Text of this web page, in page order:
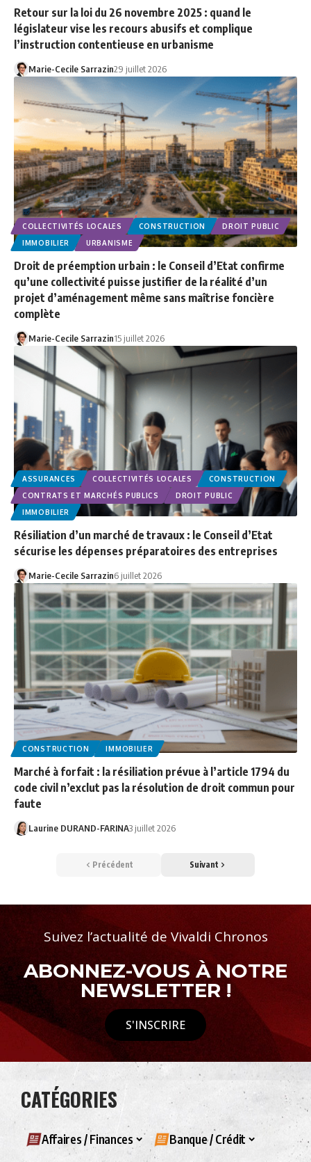
Retour sur la loi du 26 novembre 2025 : quand le
législateur vise les recours abusifs et complique
l’instruction contentieuse en urbanisme
Marie-Cecile Sarrazin29 juillet 2026
COLLECTIVITÉS LOCALES CONSTRUCTION
DROIT PUBLIC
IMMOBILIER
URBANISME
Droit de préemption urbain : le Conseil d’Etat confirme
qu’une collectivité puisse justifier de la réalité d’un
projet d’aménagement même sans maîtrise foncière
complète
Marie-Cecile Sarrazin15 juillet 2026
ASSURANCES COLLECTIVITÉS LOCALES
CONSTRUCTION
CONTRATS ET MARCHÉS PUBLICS
DROIT PUBLIC
IMMOBILIER
Résiliation d’un marché de travaux : le Conseil d’Etat
sécurise les dépenses préparatoires des entreprises
Marie-Cecile Sarrazin6 juillet 2026
CONSTRUCTION IMMOBILIER
Marché à forfait : la résiliation prévue à l’article 1794 du
code civil n’exclut pas la résolution de droit commun pour
faute
Laurine DURAND-FARINA3 juillet 2026
Précédent Suivant
Suivez l’actualité de Vivaldi Chronos
ABONNEZ-VOUS À NOTRE
NEWSLETTER !
S'INSCRIRE
CATÉGORIES
Affaires / Finances Banque / Crédit